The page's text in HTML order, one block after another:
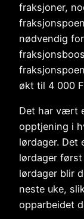
fraksjoner,
nødvendig
økt til 4 000
Det har vært
opptjening i
lørdager. Det
lørdager
lørdager blir
neste uke,
opparbeidet